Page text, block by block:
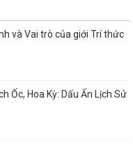
và Vai trò của giới Trí thức
Ốc, Hoa Kỳ: Dấu Ấn Lịch Sử